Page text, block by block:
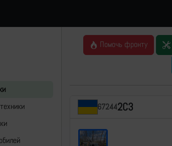
Помочь фронту
672442С3